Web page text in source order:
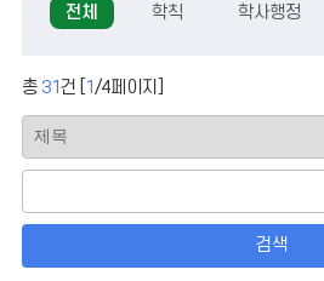
전체 학칙 학사행정
총 31건 [ 1/4페이지]
검색